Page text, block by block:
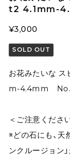
t2 4.1mm-
¥3,000
SOLD OUT
お花みたいな
m-4.4mm
＜ご注意くださ
※どの石にも、天
ンクルージョン